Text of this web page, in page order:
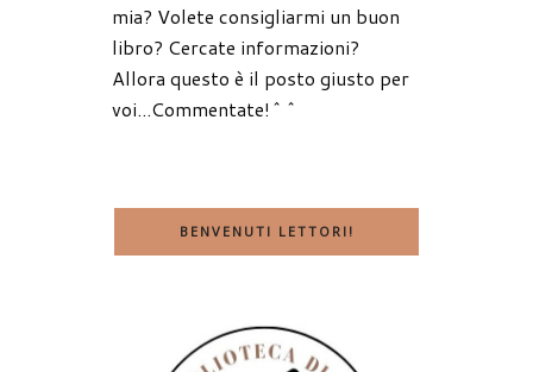
mia? Volete consigliarmi un buon
libro? Cercate informazioni?
Allora questo è il posto giusto per
voi...Commentate!^^
BENVENUTI LETTORI!